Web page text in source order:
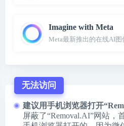
Imagine with Meta
Meta最新推出的在线AI图
无法访问
建议用手机浏览器打开
屏蔽了“Removal.AI”网站，